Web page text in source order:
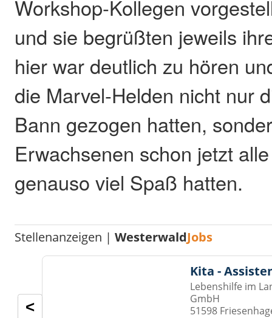
Workshop-Kollegen
und sie begrüßten jeweils
hier war deutlich zu hören
die Marvel-Helden nicht nur
Bann gezogen hatten,
Erwachsenen schon jetzt
genauso viel Spaß hatten.
Stellenanzeigen |WesterwaldJobs
Kita -
Lebenshilfe im
GmbH
51598
<